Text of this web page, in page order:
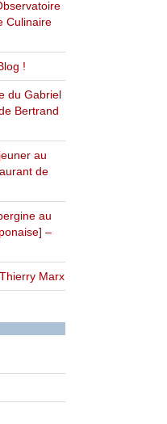
Culinaire
!
du Gabriel
Bertrand
au
de
au
–
Marx